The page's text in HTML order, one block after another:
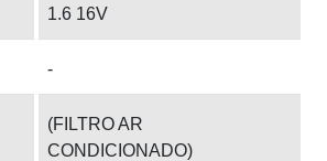
1.6 16V
-
(FILTRO AR
CONDICIONADO)